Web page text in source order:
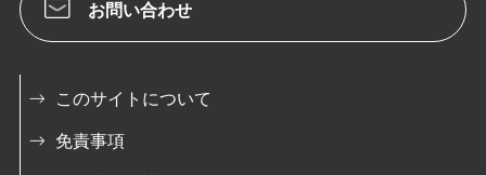
お問い合わせ
このサイトについて
免責事項